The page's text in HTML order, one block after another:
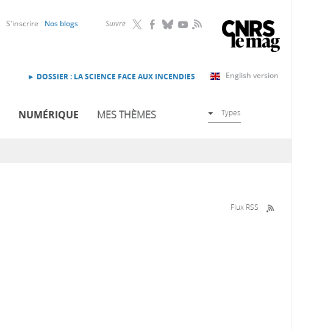
Suivre RSS
S'inscrire Nos blogs
English version
► DOSSIER : LA SCIENCE FACE AUX INCENDIES
NUMÉRIQUE MES THÈMES Types
Flux RSS